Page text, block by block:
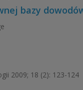
bazy
2009; 18 (2): 123-124